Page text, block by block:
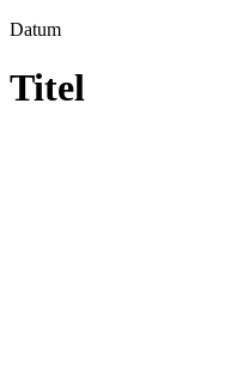
Datum
Titel